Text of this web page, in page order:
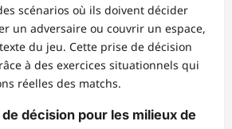
scénarios où ils doivent décider
un adversaire ou couvrir un espace,
du jeu. Cette prise de décision
à des exercices situationnels qui
réelles des matchs.
décision pour les milieux de